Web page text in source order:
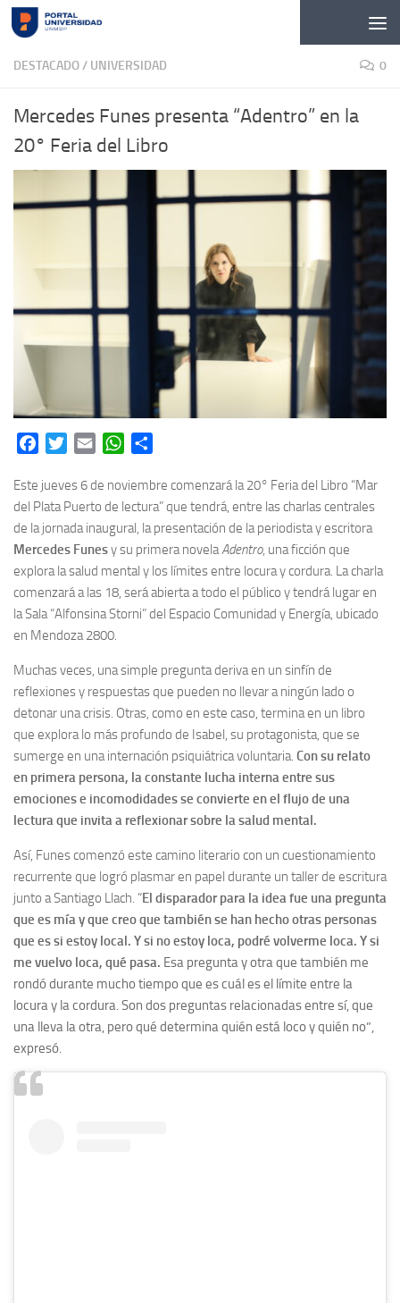
Skip to content
DESTACADO/ UNIVERSIDAD 0
Mercedes Funes presenta “Adentro” en la
20° Feria del Libro
FacebookTwitterEmail WhatsApp
Este jueves 6 de noviembre comenzará la 20° Feria del Libro “Mar
del Plata Puerto de lectura” que tendrá, entre las charlas centrales
de la jornada inaugural, la presentación de la periodista y escritora
Mercedes Funesy su primera novelaAdentro, una ficción que
explora la salud mental y los límites entre locura y cordura. La charla
comenzará a las 18, será abierta a todo el público y tendrá lugar en
la Sala “Alfonsina Storni” del Espacio Comunidad y Energía, ubicado
en Mendoza 2800.
Muchas veces, una simple pregunta deriva en un sinfín de
reflexiones y respuestas que pueden no llevar a ningún lado o
detonar una crisis. Otras, como en este caso, termina en un libro
que explora lo más profundo de Isabel, su protagonista, que se
sumerge en una internación psiquiátrica voluntaria. Con su relato
en primera persona, la constante lucha interna entre sus
emociones e incomodidades se convierte en el flujo de una
lectura que invita a reflexionar sobre la salud mental.
Así, Funes comenzó este camino literario con un cuestionamiento
recurrente que logró plasmar en papel durante un taller de escritura
junto a Santiago Llach. “E l disparador para la idea fue una pregunta
que es mía y que creo que también se han hecho otras personas
que es si estoy local. Y si no estoy loca, podré volverme loca. Y si
me vuelvo loca, qué pasa. Esa pregunta y otra que también me
rondó durante mucho tiempo que es cuál es el límite entre la
locura y la cordura. Son dos preguntas relacionadas entre sí, que
una lleva la otra, pero qué determina quién está loco y quién no”,
expresó.